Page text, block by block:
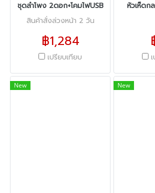
ชุดลำโพง 2ดอก+โคมไฟUSB
สินค้าสั่งล่วงหน้า 2 วัน
฿1,284
เปรียบเทียบ
หัวเห็ดก
New New